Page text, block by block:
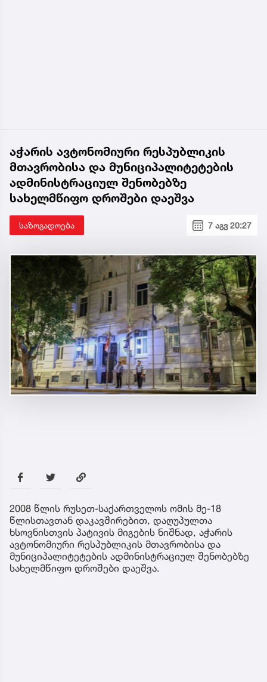
აჭარის ავტონომიური რესპუბლიკის
მთავრობისა და მუნიციპალიტეტების
ადმინისტრაციულ შენობებზე
სახელმწიფო დროშები დაეშვა
საზოგადოება 7 აგვ 20:27
2008 წლის რუსეთ-საქართველოს ომის მე-18
წლისთავთან დაკავშირებით, დაღუპულთა
ხსოვნისთვის პატივის მიგების ნიშნად, აჭარის
ავტონომიური რესპუბლიკის მთავრობისა და
მუნიციპალიტეტების ადმინისტრაციულ შენობებზე
სახელმწიფო დროშები დაეშვა.